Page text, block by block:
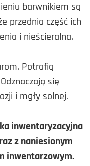
barwnikiem są
przednia część ich
i nieścieralna.
Potrafią
się
i mgły solnej.
inwentaryzacyjna
z naniesionym
inwentarzowym.